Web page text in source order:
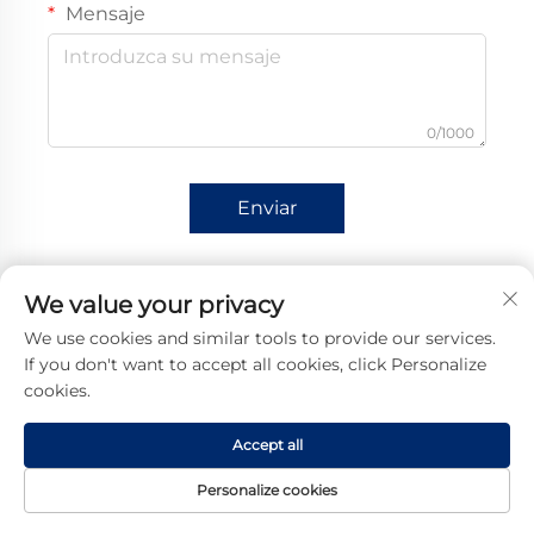
Mensaje
0/1000
Enviar
We value your privacy
We use cookies and similar tools to provide our services.
If you don't want to accept all cookies, click Personalize
cookies.
Personalize cookies
Accept all